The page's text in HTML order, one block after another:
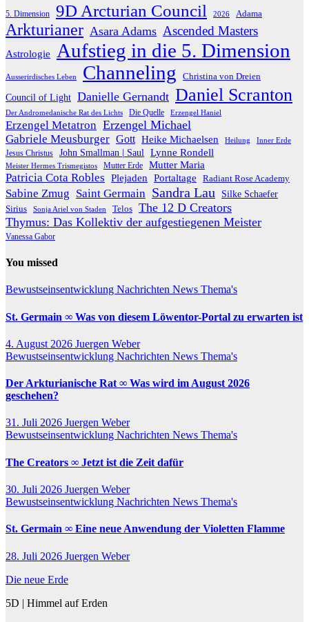
5. Dimension 9D Arcturian Council 2026 Adama
Arkturianer Asara Adams Ascended Masters
Astrologie Aufstieg in die 5. Dimension
Ausserirdisches Leben Channeling Christina von Dreien
Council of Light Danielle Gernandt Daniel Scranton
Der Andromedanische Rat des Lichts Die Quelle Erzengel Haniel
Erzengel Metatron Erzengel Michael
Gabriele Meusburger Gott Heike Michaelsen Heilung Inner Erde
Jesus Christus John Smallman | Saul Lynne Rondell
Meister Hermes Trismegistos Mutter Erde Mutter Maria
Patricia Cota Robles Plejaden Portaltage Radiant Rose Academy
Sabine Zmug Saint Germain Sandra Lau Silke Schaefer
Sirius Sonja Ariel von Staden Telos The 12 D Creators
Thymus: Das Kollektiv der aufgestiegenen Meister
Vanessa Gabor
You missed
Bewustseinsentwicklung Nachrichten News Thema's
St. Germain ∞ Was von diesem Löwentor-Portal zu erwarten ist
4. August 2026 Juergen Weber
Bewustseinsentwicklung Nachrichten News Thema's
Der Arkturianische Rat ∞ Was wird im August 2026
geschehen?
31. Juli 2026 Juergen Weber
Bewustseinsentwicklung Nachrichten News Thema's
The Creators ∞ Jetzt ist die Zeit dafür
30. Juli 2026 Juergen Weber
Bewustseinsentwicklung Nachrichten News Thema's
St. Germain ∞ Eine neue Anwendung der Violetten Flamme
28. Juli 2026 Juergen Weber
Die neue Erde
5D | Himmel auf Erden